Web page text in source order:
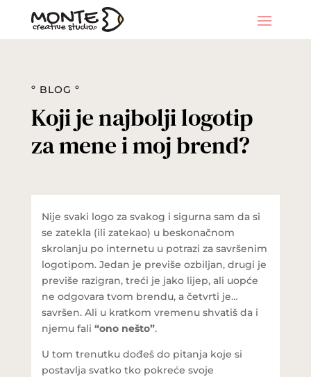
º BLOG º
Koji je najbolji logotip
za mene i moj brend?
Nije svaki logo za svakog i sigurna sam da si
se zatekla (ili zatekao) u beskonačnom
skrolanju po internetu u potrazi za savršenim
logotipom. Jedan je previše ozbiljan, drugi je
previše razigran, treći je jako lijep, ali uopće
ne odgovara tvom brendu, a četvrti je…
savršen. Ali u kratkom vremenu shvatiš da i
njemu fali “ono nešto”.
U tom trenutku dođeš do pitanja koje si
postavlja svatko tko pokreće svoje